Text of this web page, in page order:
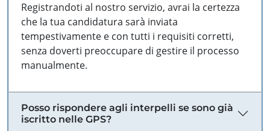
Registrandoti al nostro servizio, avrai la certezza
che la tua candidatura sarà inviata
tempestivamente e con tutti i requisiti corretti,
senza doverti preoccupare di gestire il processo
manualmente.
Posso rispondere agli interpelli se sono già
iscritto nelle GPS?